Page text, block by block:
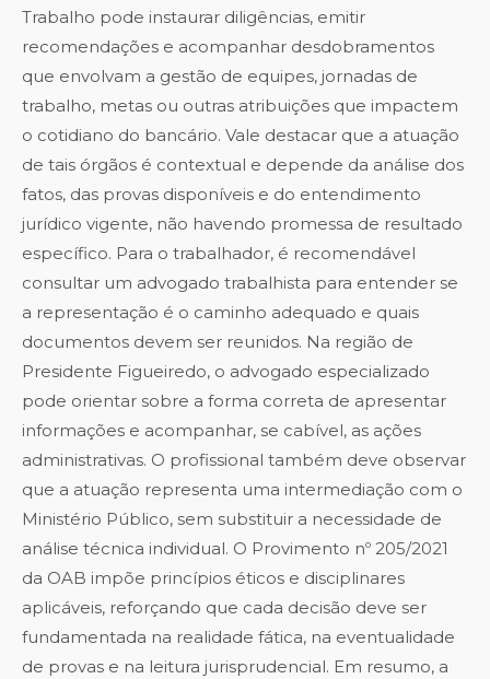
Trabalho pode instaurar diligências, emitir
recomendações e acompanhar desdobramentos
que envolvam a gestão de equipes, jornadas de
trabalho, metas ou outras atribuições que impactem
o cotidiano do bancário. Vale destacar que a atuação
de tais órgãos é contextual e depende da análise dos
fatos, das provas disponíveis e do entendimento
jurídico vigente, não havendo promessa de resultado
específico. Para o trabalhador, é recomendável
consultar um advogado trabalhista para entender se
a representação é o caminho adequado e quais
documentos devem ser reunidos. Na região de
Presidente Figueiredo, o advogado especializado
pode orientar sobre a forma correta de apresentar
informações e acompanhar, se cabível, as ações
administrativas. O profissional também deve observar
que a atuação representa uma intermediação com o
Ministério Público, sem substituir a necessidade de
análise técnica individual. O Provimento nº 205/2021
da OAB impõe princípios éticos e disciplinares
aplicáveis, reforçando que cada decisão deve ser
fundamentada na realidade fática, na eventualidade
de provas e na leitura jurisprudencial. Em resumo, a